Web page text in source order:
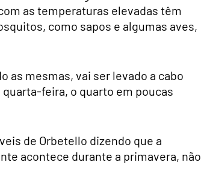
as temperaturas elevadas têm
como sapos e algumas aves,
as mesmas, vai ser levado a cabo
feira, o quarto em poucas
de Orbetello dizendo que a
acontece durante a primavera, não